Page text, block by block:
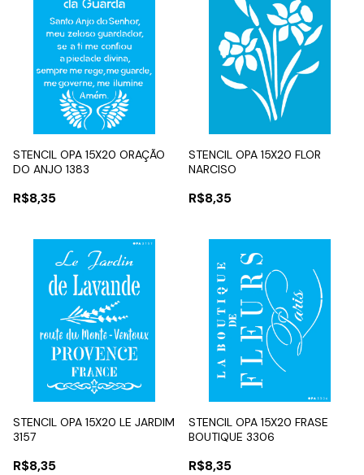
STENCIL OPA 15X20 ORAÇÃO
DO ANJO 1383
R$8,35
STENCIL OPA 15X20 FLOR
NARCISO
R$8,35
STENCIL OPA 15X20 LE JARDIM
3157
R$8,35
STENCIL OPA 15X20 FRASE
BOUTIQUE 3306
R$8,35